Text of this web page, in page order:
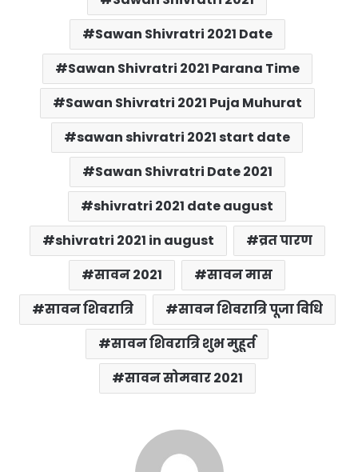
Sawan Shivratri 2021 Date
Sawan Shivratri 2021 Parana Time
Sawan Shivratri 2021 Puja Muhurat
sawan shivratri 2021 start date
Sawan Shivratri Date 2021
shivratri 2021 date august
shivratri 2021 in august
व्रत पारण
सावन 2021
सावन मास
सावन शिवरात्रि
सावन शिवरात्रि पूजा विधि
सावन शिवरात्रि शुभ मुहूर्त
सावन सोमवार 2021